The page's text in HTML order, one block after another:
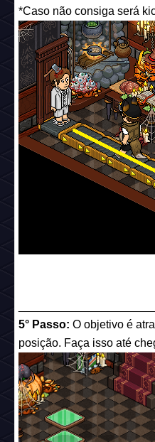
*Caso não consiga será
5° Passo: O objetivo é
posição. Faça isso até